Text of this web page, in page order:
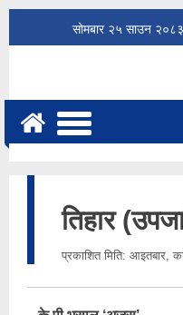
सोमबार २५ साउन २०८३
तिहार
प्रकाशित मिति: आइतबार,